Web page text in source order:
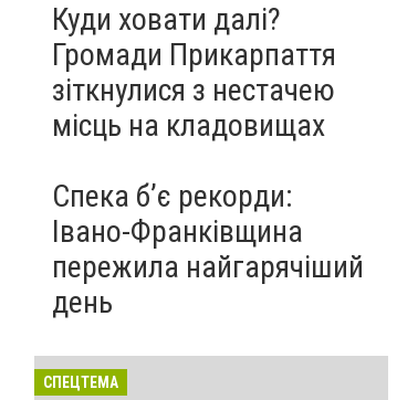
Куди ховати далі?
Громади Прикарпаття
зіткнулися з нестачею
місць на кладовищах
Спека б’є рекорди:
Івано-Франківщина
пережила найгарячіший
день
СПЕЦТЕМА